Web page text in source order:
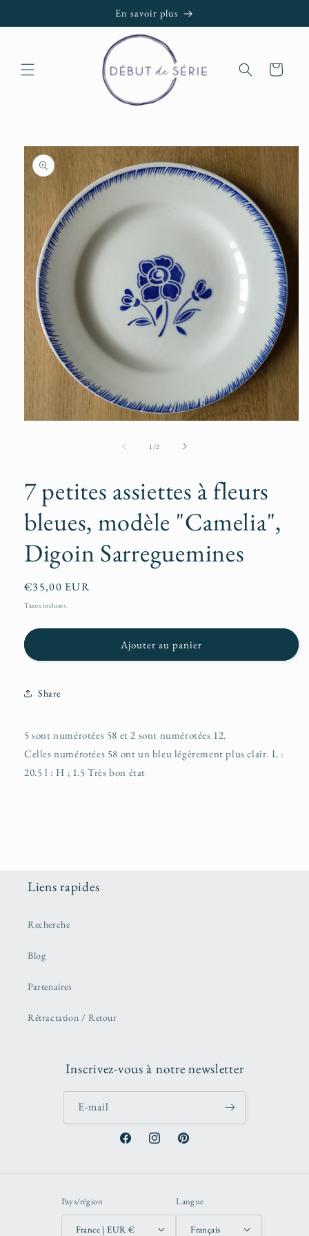
En savoir plus
Panier
Passer aux
informations
produits
fenêtre
modale
1/de2
7 petites assiettes à fleurs
bleues, modèle "Camelia",
Digoin Sarreguemines
Prix
habituel
€35,00 EUR
Taxes incluses.
Ajouter au panier
Share
5 sont numérotées 58 et 2 sont numérotées 12.
Celles numérotées 58 ont un bleu légèrement plus clair. L :
20.5 l : H ; 1.5 Très bon état
Liens rapides
Recherche
Blog
Partenaires
Rétractation / Retour
Inscrivez-vous à notre newsletter
E-mail
FacebookInstagramPinterest
Pays/région
France | EUR €
Langue
Français